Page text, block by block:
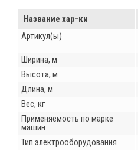
Название хар-ки
Артикул(ы)
Ширина, м
Высота, м
Длина, м
Вес, кг
Применяемость по марке
машин
Тип электрооборудования